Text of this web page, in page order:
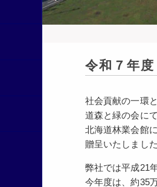
令和７年
社会貢献の一環
道森と緑の会に
北海道林業会館
贈呈いたしました
弊社では平成21
今年度は、約35